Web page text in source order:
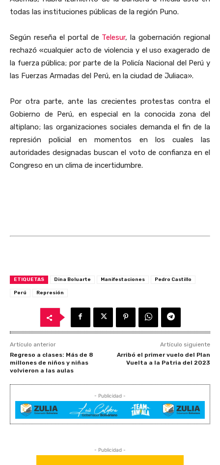
todas las instituciones públicas de la región Puno.
Según reseña el portal de Telesur, la gobernación regional
rechazó «cualquier acto de violencia y el uso exagerado de
la fuerza pública; por parte de la Policía Nacional del Perú y
las Fuerzas Armadas del Perú, en la ciudad de Juliaca».
Por otra parte, ante las crecientes protestas contra el
Gobierno de Perú, en especial en la conocida zona del
altiplano; las organizaciones sociales demanda el fin de la
represión policial en momentos en los cuales las
autoridades designadas buscan el voto de confianza en el
Congreso en un clima de incertidumbre.
ETIQUETAS Dina Boluarte Manifestaciones Pedro Castillo
Perú Represión
Artículo anterior
Regreso a clases: Más de 8
millones de niños y niñas
volvieron a las aulas
Artículo siguiente
Arribó el primer vuelo del Plan
Vuelta a la Patria del 2023
- Publicidad -
- Publicidad -